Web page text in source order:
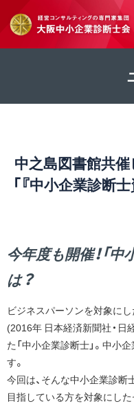
中之島図書館共
「『中小企業診断
今年度も開催！「
は？
ビジネスパーソンを対象に
(2016年 日本経済新聞社・日
た「中小企業診断士」。中小
す。
今回は、そんな中小企業診断
目指している方を対象にし